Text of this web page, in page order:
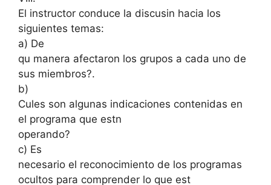
El instructor conduce la discusin hacia los
siguientes temas:
a) De
qu manera afectaron los grupos a cada uno de
sus miembros?.
b)
Cules son algunas indicaciones contenidas en
el programa que estn
operando?
c) Es
necesario el reconocimiento de los programas
ocultos para comprender lo que est